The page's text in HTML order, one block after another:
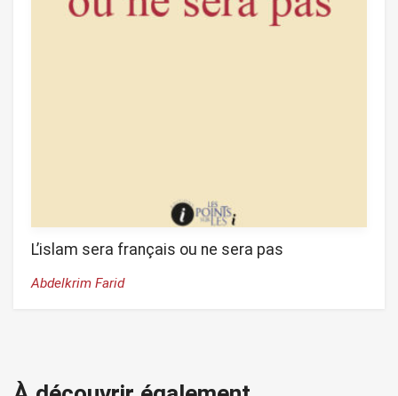
L’islam sera français ou ne sera pas
Abdelkrim Farid